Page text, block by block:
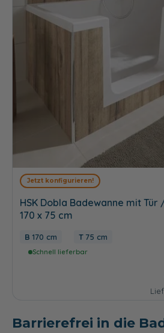
Jetzt konfigurieren!
HSK Dobla Badewanne mit Tür
170 x 75 cm
170 cm 75 cm
Schnell lieferbar
Barrierefrei in die